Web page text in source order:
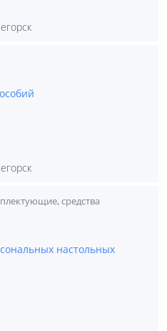
средства
настольных